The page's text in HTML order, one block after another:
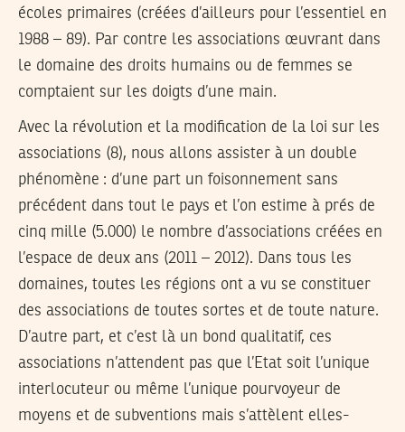
écoles primaires (créées d’ailleurs pour l’essentiel en
1988 – 89). Par contre les associations œuvrant dans
le domaine des droits humains ou de femmes se
comptaient sur les doigts d’une main.
Avec la révolution et la modification de la loi sur les
associations (8), nous allons assister à un double
phénomène : d’une part un foisonnement sans
précédent dans tout le pays et l’on estime à prés de
cinq mille (5.000) le nombre d’associations créées en
l’espace de deux ans (2011 – 2012). Dans tous les
domaines, toutes les régions ont a vu se constituer
des associations de toutes sortes et de toute nature.
D’autre part, et c’est là un bond qualitatif, ces
associations n’attendent pas que l’Etat soit l’unique
interlocuteur ou même l’unique pourvoyeur de
moyens et de subventions mais s’attèlent elles-